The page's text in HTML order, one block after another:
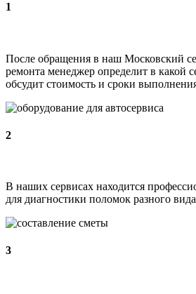
1
После обращения в наш Московский
ремонта менеджер определит в какой
обсудит стоимость и сроки
2
В наших сервисах находится
для диагностики поломок разного
3